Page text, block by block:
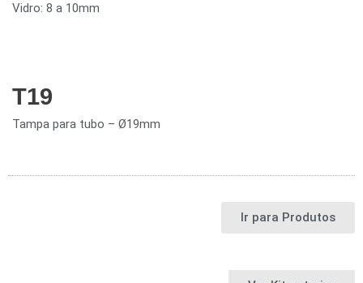
Vidro: 8 a 10mm
T19
Tampa para tubo – Ø19mm
Ir para Produtos